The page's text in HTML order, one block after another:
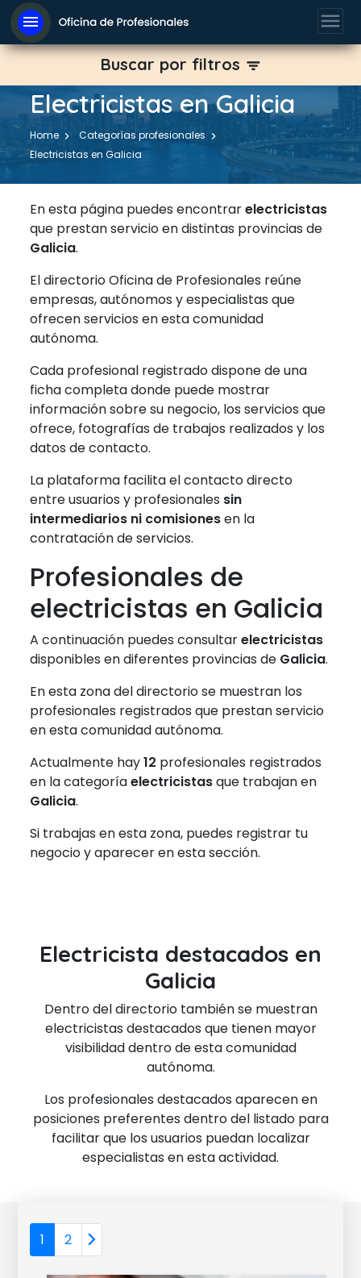
menu menu
Electricistas en Galicia
Home
Categorías profesionales
Electricistas en Galicia
En esta página puedes encontrarelectricistas
que prestan servicio en distintas provincias de
Galicia.
El directorio Oficina de Profesionales reúne
empresas, autónomos y especialistas que
ofrecen servicios en esta comunidad
autónoma.
Cada profesional registrado dispone de una
ficha completa donde puede mostrar
información sobre su negocio, los servicios que
ofrece, fotografías de trabajos realizados y los
datos de contacto.
La plataforma facilita el contacto directo
entre usuarios y profesionales sin
intermediarios ni comisionesen la
contratación de servicios.
Profesionales de
electricistas en Galicia
A continuación puedes consultarelectricistas
disponibles en diferentes provincias de Galicia.
En esta zona del directorio se muestran los
profesionales registrados que prestan servicio
en esta comunidad autónoma.
Actualmente hay12 profesionales registrados
en la categoríaelectricistasque trabajan en
Galicia.
Si trabajas en esta zona, puedes registrar tu
negocio y aparecer en esta sección.
Electricista destacados en
Galicia
Dentro del directorio también se muestran
electricistas destacados que tienen mayor
visibilidad dentro de esta comunidad
autónoma.
Los profesionales destacados aparecen en
posiciones preferentes dentro del listado para
facilitar que los usuarios puedan localizar
especialistas en esta actividad.
Buscar por filtros filter_list
1 2